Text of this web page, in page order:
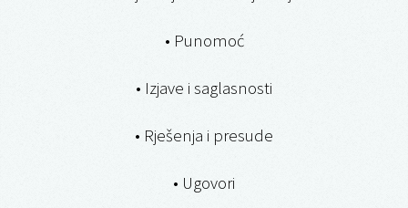
• Punomoć
• Izjave i saglasnosti
• Rješenja i presude
• Ugovori